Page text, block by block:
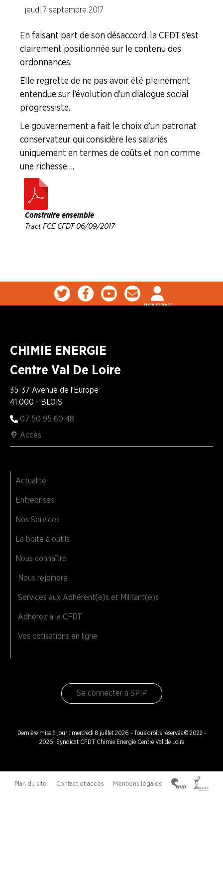
NOS
NOUS
CONNAÎTRE
BOITE
OUTILS
AGENDA
Pourquoi
adhérer ?
jeudi 7 septembre 2017
En faisant part de son désaccord, la CFDT s’est
clairement positionnée sur le contenu des
ordonnances.
Elle regrette de ne pas avoir été pleinement
entendue sur l’évolution d’un dialogue social
progressiste.
Le gouvernement a fait le choix d’un patronat
conservateur qui considère les salariés
uniquement en termes de coûts et non comme
une richesse….
Construire ensemble
Tract FCE CFDT 06/09/2017
MON ESPACE
CHIMIE ENERGIE
Centre Val De Loire
35-37 Avenue de l’Europe
41 000 - BLOIS
07 50 95 60 48
Accès
Actualité
Entreprises
Nos Services
La boite à outils
Nous connaître
Nous rejoindre
Services aux Adhérent(e)s et Militant(e)s
Adhérez à la CFDT
Vos cotisations en ligne
Se connecter à SPIP
Dernière mise à jour : mercredi 8 juillet 2026 - Tous droits réservés © 2022 -
2026, Syndicat CFDT Chimie Energie Centre Val de Loire
Plan du site Contact et accès Mentions légales